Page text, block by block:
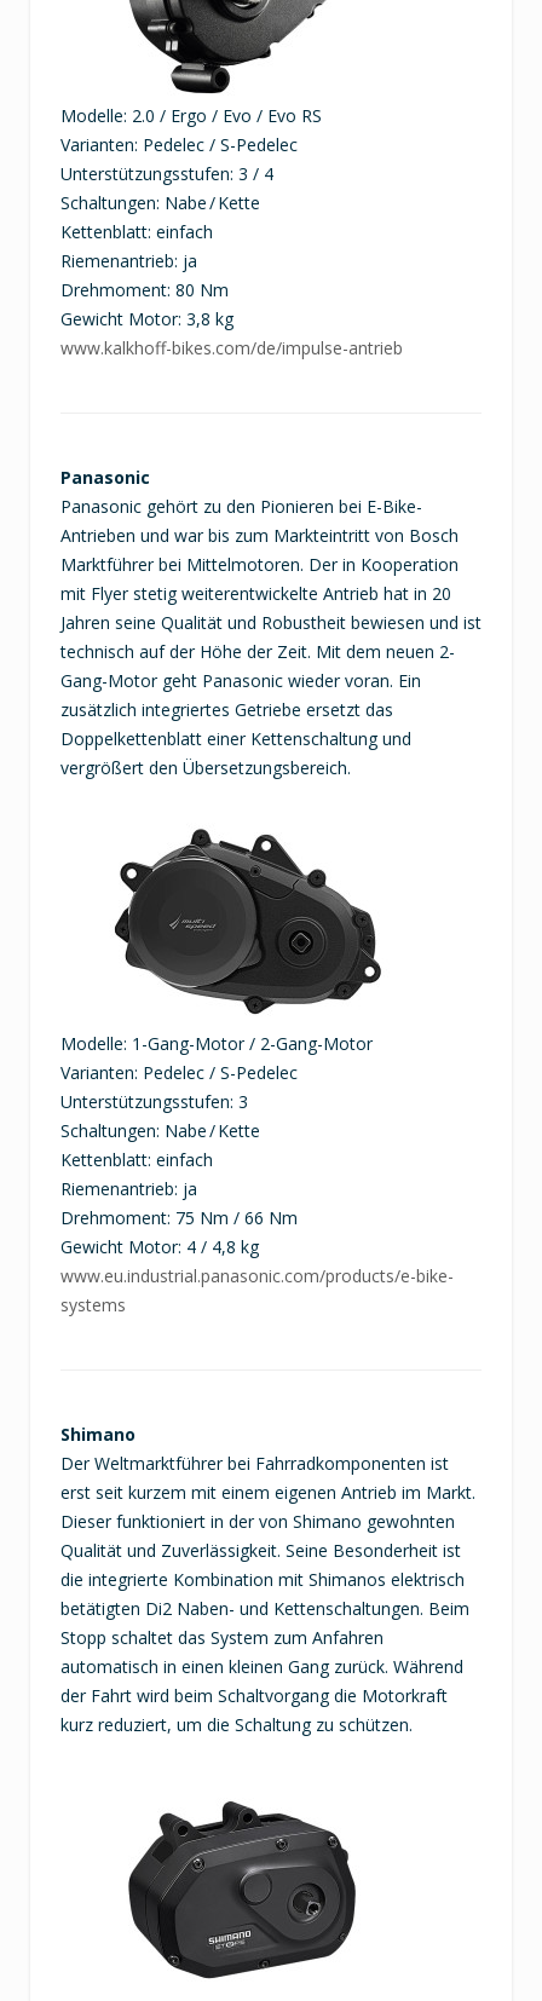
Modelle: 2.0 / Ergo / Evo / Evo RS
Varianten: Pedelec / S-Pedelec
Unterstützungsstufen: 3 / 4
Schaltungen: Nabe / Kette
Kettenblatt: einfach
Riemenantrieb: ja
Drehmoment: 80 Nm
Gewicht Motor: 3,8 kg
www.kalkhoff-bikes.com/de/impulse-antrieb
Panasonic
Panasonic gehört zu den Pionieren bei E-Bike-
Antrieben und war bis zum Markteintritt von Bosch
Marktführer bei Mittelmotoren. Der in Kooperation
mit Flyer stetig weiterentwickelte Antrieb hat in 20
Jahren seine Qualität und Robustheit bewiesen und ist
technisch auf der Höhe der Zeit. Mit dem neuen 2-
Gang-Motor geht Panasonic wieder voran. Ein
zusätzlich integriertes Getriebe ersetzt das
Doppelkettenblatt einer Kettenschaltung und
vergrößert den Übersetzungsbereich.
Modelle: 1-Gang-Motor / 2-Gang-Motor
Varianten: Pedelec / S-Pedelec
Unterstützungsstufen: 3
Schaltungen: Nabe / Kette
Kettenblatt: einfach
Riemenantrieb: ja
Drehmoment: 75 Nm / 66 Nm
Gewicht Motor: 4 / 4,8 kg
www.eu.industrial.panasonic.com/products/e-bike-
systems
Shimano
Der Weltmarktführer bei Fahrradkomponenten ist
erst seit kurzem mit einem eigenen Antrieb im Markt.
Dieser funktioniert in der von Shimano gewohnten
Qualität und Zuverlässigkeit. Seine Besonderheit ist
die integrierte Kombination mit Shimanos elektrisch
betätigten Di2 Naben- und Kettenschaltungen. Beim
Stopp schaltet das System zum Anfahren
automatisch in einen kleinen Gang zurück. Während
der Fahrt wird beim Schaltvorgang die Motorkraft
kurz reduziert, um die Schaltung zu schützen.